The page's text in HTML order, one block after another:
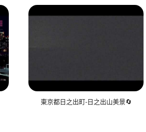
東京都日之出町-日之出山美景🔄